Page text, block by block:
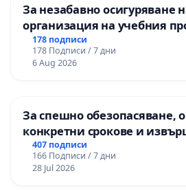
За незабавно осигуряване
организация на учебния
гарантиране на правото на
и качествено образование
ОУ „Княз Александър I“ и
178 подписи
178 Подписи / 7 дни
6 Aug 2026
За спешно обезопасяване,
конкретни срокове и
цялостна рехабилитация на
републиканския път
„Тракия“ - гр. Ихтиман - с.
407 подписи
166 Подписи / 7 дни
28 Jul 2026